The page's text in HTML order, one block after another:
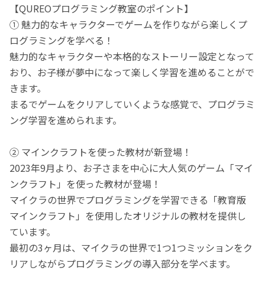
【QUREOプログラミング教室のポイント】
① 魅力的なキャラクターでゲームを作りながら楽しくプ
ログラミングを学べる！
魅力的なキャラクターや本格的なストーリー設定となって
おり、お子様が夢中になって楽しく学習を進めることがで
きます。
まるでゲームをクリアしていくような感覚で、プログラミ
ング学習を進められます。
② マインクラフトを使った教材が新登場！
2023年9月より、お子さまを中心に大人気のゲーム「マイ
ンクラフト」を使った教材が登場！
マイクラの世界でプログラミングを学習できる「教育版
マインクラフト」を使用したオリジナルの教材を提供し
ています。
最初の3ヶ月は、マイクラの世界で1つ1つミッションをク
リアしながらプログラミングの導入部分を学べます。